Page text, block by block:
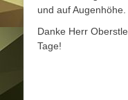
und auf Augenhöhe.
Danke Herr
Tage!